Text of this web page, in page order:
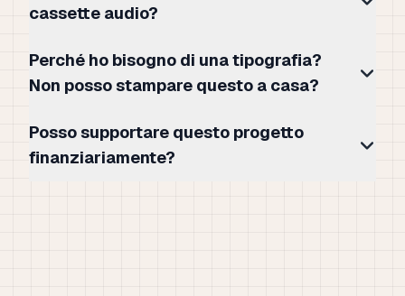
cassette audio?
Perché ho bisogno di una tipografia?
Non posso stampare questo a casa?
Posso supportare questo progetto
finanziariamente?